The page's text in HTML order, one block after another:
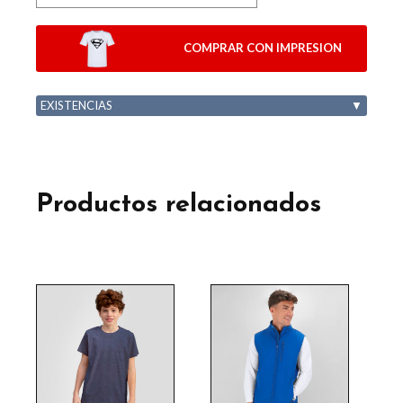
COMPRAR CON IMPRESION
EXISTENCIAS ▼
Productos relacionados
producto
tiene
múltiples
producto
tiene
múltiples